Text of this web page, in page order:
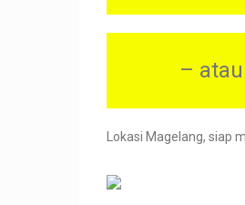
–
Lokasi Magelang, siap